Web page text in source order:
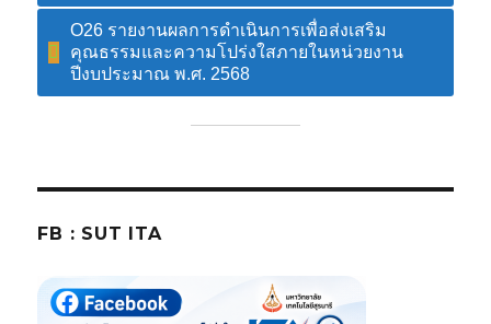
O26 รายงานผลการดำเนินการเพื่อส่งเสริม
คุณธรรมและความโปร่งใสภายในหน่วยงาน
ปีงบประมาณ พ.ศ. 2568
FB : SUT ITA